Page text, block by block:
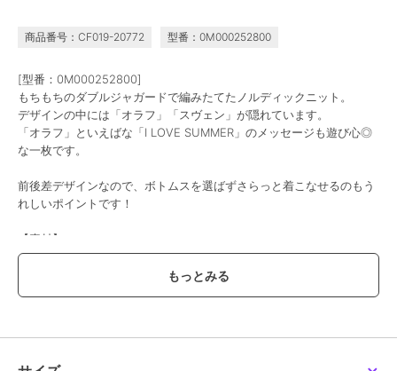
商品番号：CF019-20772 型番：0M000252800
[型番：0M000252800]
もちもちのダブルジャガードで編みたてたノルディックニット。
デザインの中には「オラフ」「スヴェン」が隠れています。
「オラフ」といえばな「I LOVE SUMMER」のメッセージも遊び心◎
な一枚です。
前後差デザインなので、ボトムスを選ばずさらっと着こなせるのもう
れしいポイントです！
【素材】
もちっとした素材の糸をダブルジャガードで編立てております。
【お手入れ方法】
透け感[なし]